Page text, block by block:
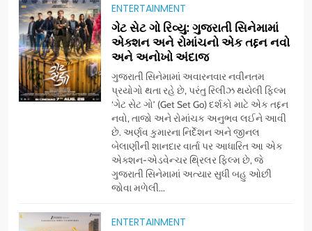
ENTERTAINMENT
ગેટ સેટ ગો રિવ્યુ: ગુજરાતી સિનેમામાં
એક્શન અને રોમાંચનો એક તદ્દન નવો
અને અનોખો અંદાજ
ગુજરાતી સિનેમામાં અવારનવાર નવીનતમ
પ્રયોગો થતા રહે છે, પરંતુ રિલીઝ થયેલી ફિલ્મ
‘ગેટ સેટ ગો’ (Get Set Go) દર્શકો માટે એક તદ્દન
નવો, તાજો અને રોમાંચક અનુભવ લઈને આવી
છે. અર્ણવ કુમારના નિર્દેશન અને જીનલ
બેલાણીની શાનદાર વાર્તા પર આધારિત આ એક
એક્શન-એડવેન્ચર થ્રિલર ફિલ્મ છે, જે
ગુજરાતી સિનેમામાં અત્યાર સુધી બહુ ઓછી
જોવા મળેલી...
ENTERTAINMENT